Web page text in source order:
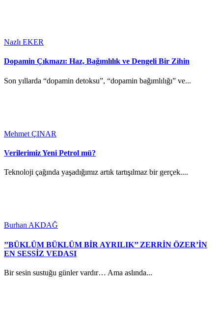
Nazlı EKER
Dopamin Çıkmazı: Haz, Bağımlılık ve Dengeli Bir Zihin
Son yıllarda “dopamin detoksu”, “dopamin bağımlılığı” ve...
Mehmet ÇINAR
Verilerimiz Yeni Petrol mü?
Teknoloji çağında yaşadığımız artık tartışılmaz bir gerçek....
Burhan AKDAĞ
’’BÜKLÜM BÜKLÜM BİR AYRILIK’’ ZERRİN ÖZER’İN
EN SESSİZ VEDASI
Bir sesin sustuğu günler vardır… Ama aslında...